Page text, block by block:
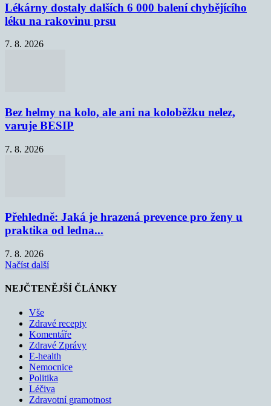
Lékárny dostaly dalších 6 000 balení chybějícího
léku na rakovinu prsu
7. 8. 2026
Bez helmy na kolo, ale ani na koloběžku nelez,
varuje BESIP
7. 8. 2026
Přehledně: Jaká je hrazená prevence pro ženy u
praktika od ledna...
7. 8. 2026
Načíst další
NEJČTENĚJŠÍ ČLÁNKY
Vše
Zdravé recepty
Komentáře
Zdravé Zprávy
E-health
Nemocnice
Politika
Léčiva
Zdravotní gramotnost